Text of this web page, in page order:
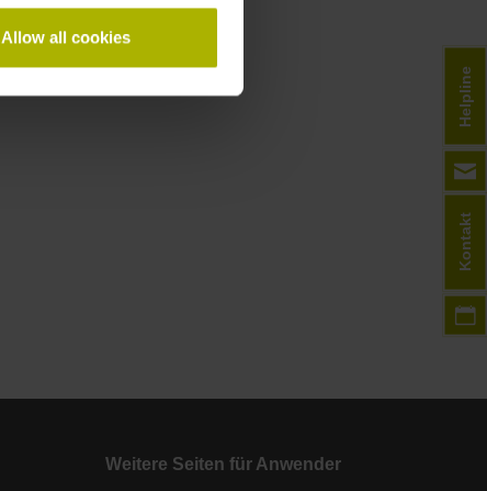
Allow all cookies
Weitere Seiten für Anwender
Kontakt
Helpline